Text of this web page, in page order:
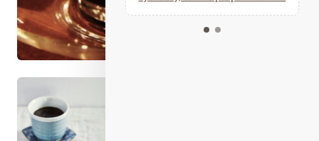
Kalendář událostí
Odebírejte náš newsletter